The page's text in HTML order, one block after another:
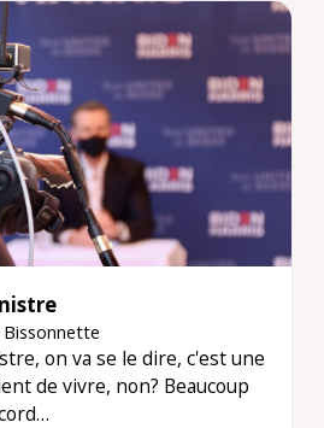
Bissonnette
on va se le dire, c'est une
de vivre, non? Beaucoup